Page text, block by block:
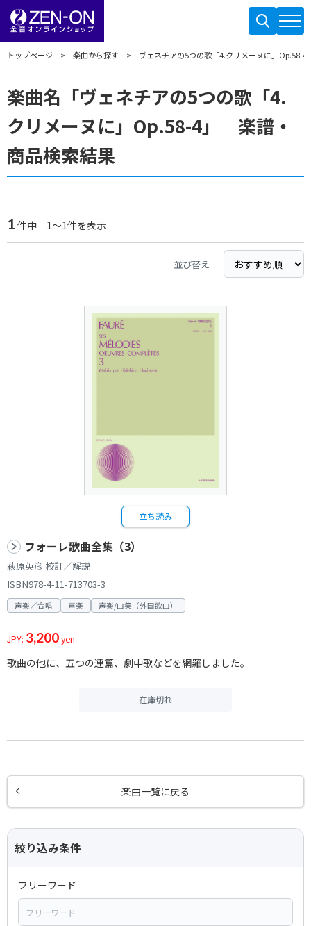
トップページ 楽曲から探す ヴェネチアの5つの歌「4.クリメーヌに」Op.58-4
楽曲名「ヴェネチアの5つの歌「4.
クリメーヌに」Op.58-4」 楽譜・
商品検索結果
1 件中 1～1件を表示
並び替え
立ち読み
フォーレ歌曲全集（3）
萩原英彦 校訂／解説
ISBN978-4-11-713703-3
声楽／合唱 声楽 声楽/曲集（外国歌曲）
JPY: 3,200yen
歌曲の他に、五つの連篇、劇中歌などを網羅しました。
在庫切れ
楽曲一覧に戻る
絞り込み条件
フリーワード